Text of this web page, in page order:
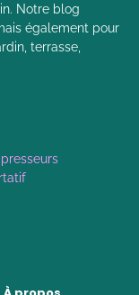
Notre blog
également pour
terrasse,